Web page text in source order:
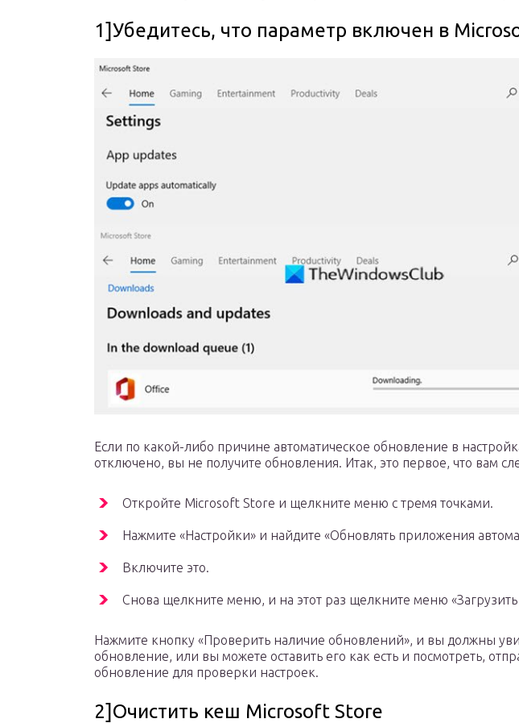
1]Убедитесь, что параметр включен в
Если по какой-либо причине автоматическое обновление в
отключено, вы не получите обновления. Итак, это первое, что вам
Откройте Microsoft Store и щелкните меню с тремя точками.
Нажмите «Настройки» и найдите «Обновлять приложения
Включите это.
Снова щелкните меню, и на этот раз щелкните меню «Загрузить
Нажмите кнопку «Проверить наличие обновлений», и вы должны
обновление, или вы можете оставить его как есть и посмотреть,
обновление для проверки настроек.
2]Очистить кеш Microsoft Store